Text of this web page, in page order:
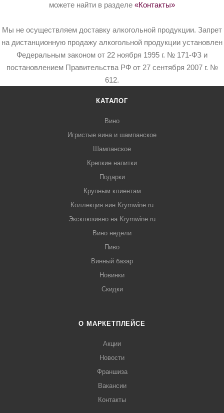
можете найти в разделе «Контакты»
Мы не осуществляем доставку алкогольной продукции. Запрет
на дистанционную продажу алкогольной продукции установлен
Федеральным законом от 22 ноября 1995 г. № 171-ФЗ и
постановлением Правительства РФ от 27 сентября 2007 г. №
612.
КАТАЛОГ
Вино
Игристые вина и шампанское
Шампанское
Крепкие напитки
Подарки
Крупным клиентам
Коллекция вин Krymwine.ru
Эксклюзивно на Krymwine.ru
Вино недели
Пиво
Винный базар
Новинки
Скидки
О МАРКЕТПЛЕЙСЕ
Акции
Новости
Франшиза
Вакансии
Контакты